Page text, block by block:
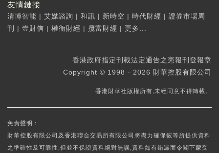
友情鏈接
清博智能 | 艾媒諮詢 | 和訊 | 新時空 | 時代財經 | 證券市場周
刊
| 壹財信 | 權衡財經 | 攬富財經 | 更多...
香港政府指定刊載法定通告之憲報刊登報章
Copyright © 1998 - 2026 財華控股有限公司
香港財華社版權所有,未經同意不得轉載。
免責聲明：
財華控股有限公司及香港聯合交易所有限公司將盡力確保彼等所提供資料
之準確性及可靠性,但並不保證資料絕對無誤,資料如有錯漏而令閣下蒙受